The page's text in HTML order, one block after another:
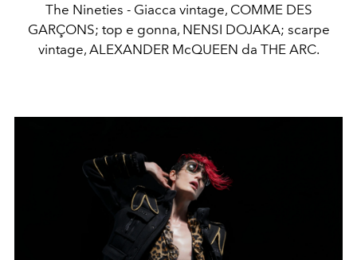
The Nineties - Giacca vintage, COMME DES
GARÇONS; top e gonna, NENSI DOJAKA; scarpe
vintage, ALEXANDER McQUEEN da THE ARC.